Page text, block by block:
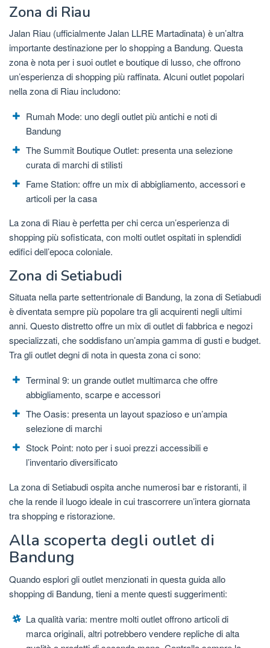
Zona di Riau
Jalan Riau (ufficialmente Jalan LLRE Martadinata) è un’altra
importante destinazione per lo shopping a Bandung. Questa
zona è nota per i suoi outlet e boutique di lusso, che offrono
un’esperienza di shopping più raffinata. Alcuni outlet popolari
nella zona di Riau includono:
Rumah Mode: uno degli outlet più antichi e noti di
Bandung
The Summit Boutique Outlet: presenta una selezione
curata di marchi di stilisti
Fame Station: offre un mix di abbigliamento, accessori e
articoli per la casa
La zona di Riau è perfetta per chi cerca un’esperienza di
shopping più sofisticata, con molti outlet ospitati in splendidi
edifici dell’epoca coloniale.
Zona di Setiabudi
Situata nella parte settentrionale di Bandung, la zona di Setiabudi
è diventata sempre più popolare tra gli acquirenti negli ultimi
anni. Questo distretto offre un mix di outlet di fabbrica e negozi
specializzati, che soddisfano un’ampia gamma di gusti e budget.
Tra gli outlet degni di nota in questa zona ci sono:
Terminal 9: un grande outlet multimarca che offre
abbigliamento, scarpe e accessori
The Oasis: presenta un layout spazioso e un’ampia
selezione di marchi
Stock Point: noto per i suoi prezzi accessibili e
l’inventario diversificato
La zona di Setiabudi ospita anche numerosi bar e ristoranti, il
che la rende il luogo ideale in cui trascorrere un’intera giornata
tra shopping e ristorazione.
Alla scoperta degli outlet di
Bandung
Quando esplori gli outlet menzionati in questa guida allo
shopping di Bandung, tieni a mente questi suggerimenti:
La qualità varia: mentre molti outlet offrono articoli di
marca originali, altri potrebbero vendere repliche di alta